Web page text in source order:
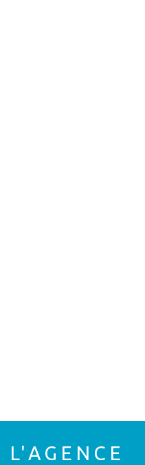
L'AGENCE